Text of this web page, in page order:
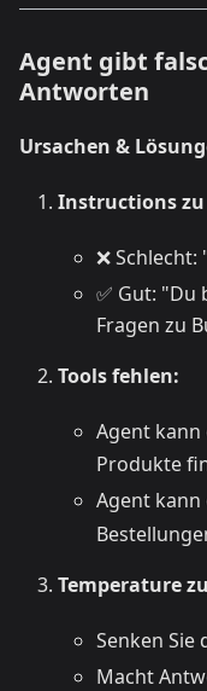
Agent gibt
Antworten
Ursachen &
Instructions zu
❌
✅ Gut: "Du
Fragen zu
Tools fehlen:
Agent kann
Produkte
Agent kann
Temperature
Senken Sie
Macht